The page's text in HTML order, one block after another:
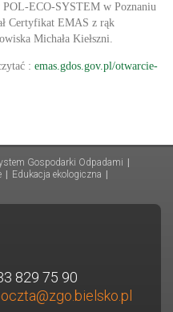
POL-ECO-SYSTEM w Poznaniu
Certyfikat EMAS z rąk
Michała Kiełszni.
: emas.gdos.gov.pl/otwarcie-
Gospodarki Odpadami
Edukacja ekologiczna
829 75 90